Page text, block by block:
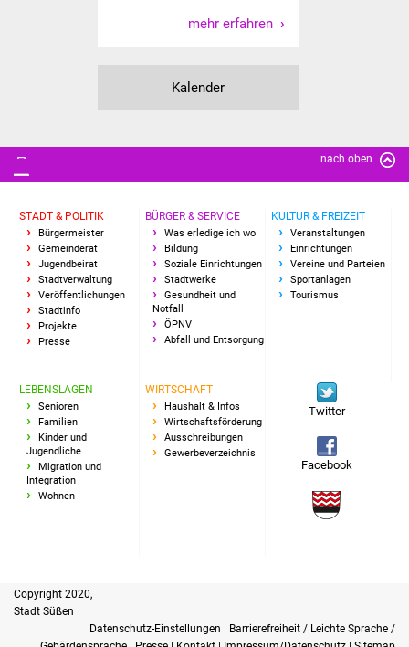
Index
Abfall und Entsorgung
Veranstaltungen
Stadtfest
Hallenbad
Stadtbücherei
Kulturhalle
mehr erfahren
Kalender
nach oben
STADT & POLITIK
Bürgermeister
Gemeinderat
Jugendbeirat
Stadtverwaltung
Veröffentlichungen
Stadtinfo
Projekte
Presse
BÜRGER & SERVICE
Was erledige ich wo
Bildung
Soziale Einrichtungen
Stadtwerke
Gesundheit und
Notfall
ÖPNV
Abfall und Entsorgung
KULTUR & FREIZEIT
Veranstaltungen
Einrichtungen
Vereine und Parteien
Sportanlagen
Tourismus
LEBENSLAGEN
Senioren
Familien
Kinder und
Jugendliche
Migration und
Integration
Wohnen
WIRTSCHAFT
Haushalt & Infos
Wirtschaftsförderung
Ausschreibungen
Gewerbeverzeichnis
Twitter
Facebook
Copyright 2020,
Stadt Süßen
Datenschutz-Einstellungen | Barrierefreiheit / Leichte Sprache /